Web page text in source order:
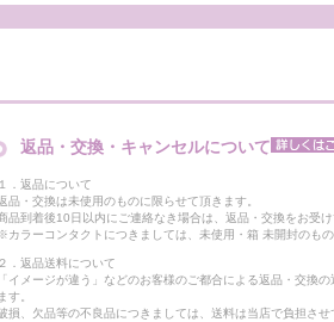
返品・交換・キャンセルについて
１．返品について
品・交換は未使用のものに限らせて頂きます。
品到着後10日以内にご連絡なき場合は、返品・交換をお受
カラーコンタクトにつきましては、未使用・箱 未開封のもの
２．返品送料について
「イメージが違う」などのお客様のご都合による返品・交換
ます。
損、欠品等の不良品につきましては、送料は当店で負担させ